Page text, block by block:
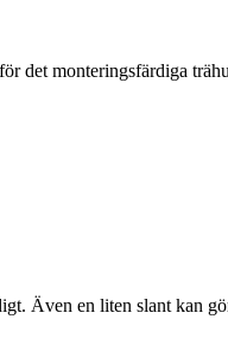
det monteringsfärdiga
Även en liten slant kan